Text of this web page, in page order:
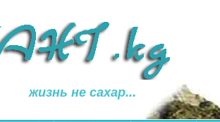
жизнь не сахар...